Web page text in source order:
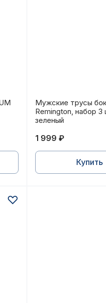
1392Мужские трусы
Мужские трусы
Remington, набор 3
зеленый
1 999 ₽
Купить